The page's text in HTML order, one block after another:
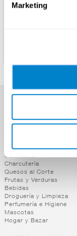
Marketing
Alimentación
Congelados
Carnicería
Charcutería
Quesos al Corte
Frutas y Verduras
Bebidas
Droguería y Limpieza
Perfumería e Higiene
Mascotas
Hogar y Bazar